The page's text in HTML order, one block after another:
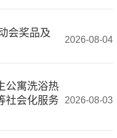
会奖品及
2026-08-04
公寓洗浴热
社会化服务
2026-08-03